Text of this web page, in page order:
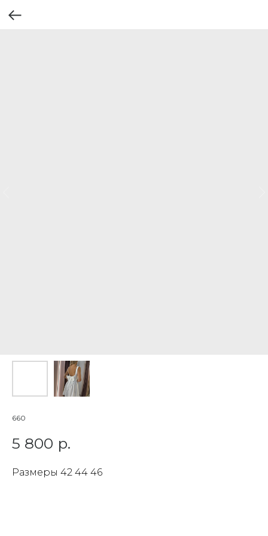
660
5 800 р.
Размеры 42 44 46